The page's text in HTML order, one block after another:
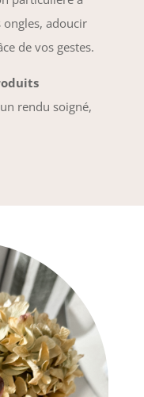
adoucir
de vos gestes.
rendu soigné,